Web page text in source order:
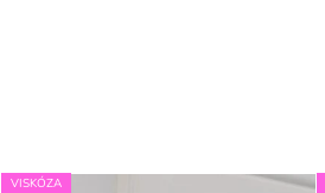
VISKÓZA